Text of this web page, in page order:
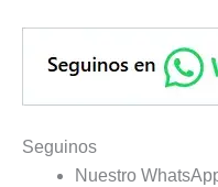
Seguinos
Nuestro